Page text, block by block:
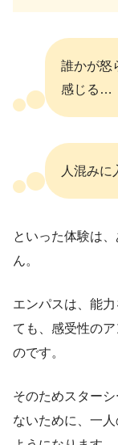
誰かが怒
感じる…
人混みに
といった体験は
ん。
エンパスは、能
ても、感受性の
のです。
そのためスター
ないために、一